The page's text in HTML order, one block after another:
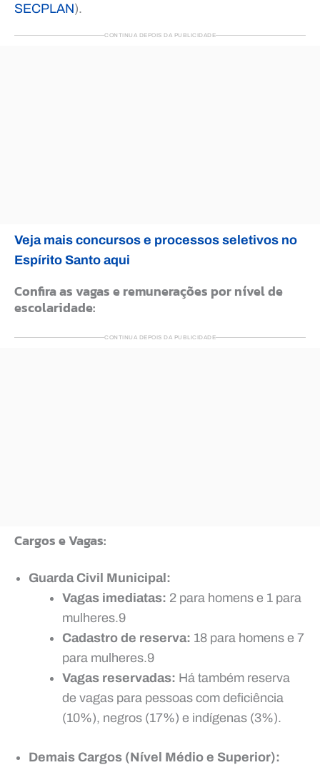
SECPLAN).
CONTINUA DEPOIS DA PUBLICIDADE
Veja mais concursos e processos seletivos no
Espírito Santo aqui
Confira as vagas e remunerações por nível de
escolaridade:
CONTINUA DEPOIS DA PUBLICIDADE
Cargos e Vagas:
Guarda Civil Municipal:
Vagas imediatas: 2 para homens e 1 para
mulheres.9
Cadastro de reserva: 18 para homens e 7
para mulheres.9
Vagas reservadas: Há também reserva
de vagas para pessoas com deficiência
(10%), negros (17%) e indígenas (3%).
Demais Cargos (Nível Médio e Superior):